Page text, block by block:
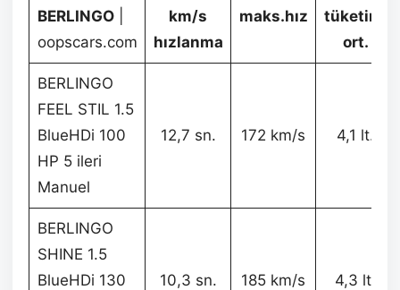
BERLINGO|
oopscars.com
km/s
hızlanma
maks.hız
tüketimi
ort.
BERLINGO
FEEL STIL 1.5
BlueHDi 100
HP 5 ileri
Manuel
12,7 sn. 172 km/s 4,1 lt.
BERLINGO
SHINE 1.5
BlueHDi 130
10,3 sn. 185 km/s 4,3 lt.